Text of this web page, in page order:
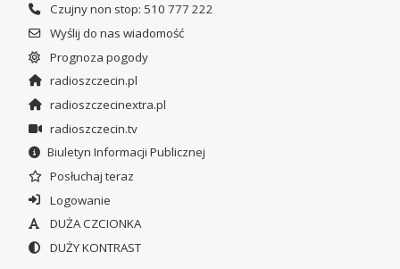
Czujny non stop: 510 777 222
Wyślij do nas wiadomość
Prognoza pogody
radioszczecin.pl
radioszczecinextra.pl
radioszczecin.tv
Biuletyn Informacji Publicznej
Posłuchaj teraz
Logowanie
DUŻA CZCIONKA
DUŻY KONTRAST